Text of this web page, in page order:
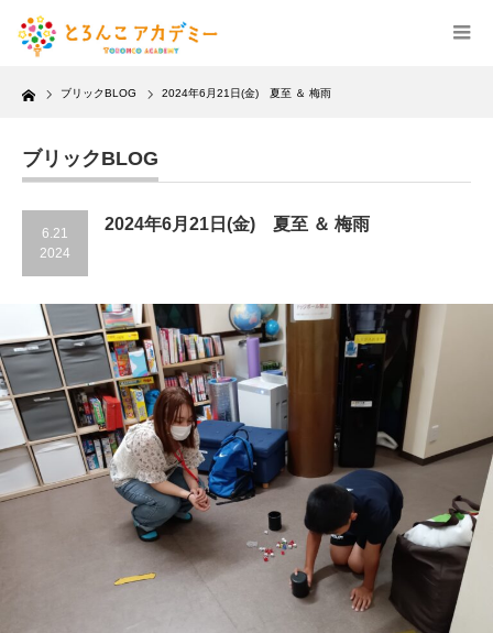
Home ブリックBLOG 2024年6月21日(金) 夏至 ＆ 梅雨
ブリックBLOG
6.21
2024
2024年6月21日(金) 夏至 ＆ 梅雨